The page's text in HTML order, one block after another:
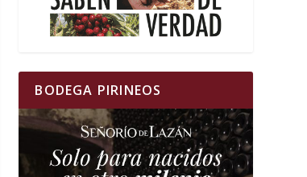
BODEGA PIRINEOS